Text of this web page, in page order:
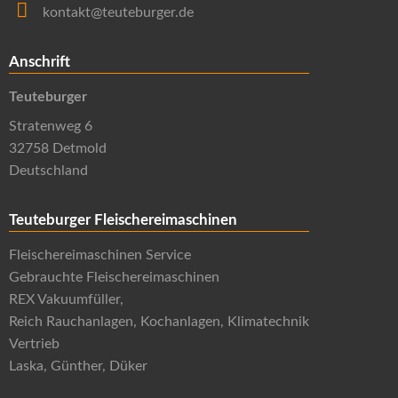
kontakt@teuteburger.de
Anschrift
Teuteburger
Stratenweg 6
32758 Detmold
Deutschland
Teuteburger Fleischereimaschinen
Fleischereimaschinen Service
Gebrauchte Fleischereimaschinen
REX Vakuumfüller,
Reich Rauchanlagen, Kochanlagen, Klimatechnik
Vertrieb
Laska, Günther, Düker